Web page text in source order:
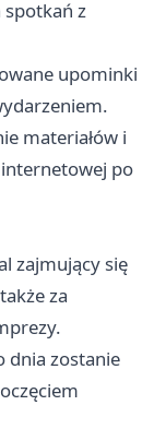
spotkań z
upominki
materiałów i
po
zajmujący się
za
dnia zostanie